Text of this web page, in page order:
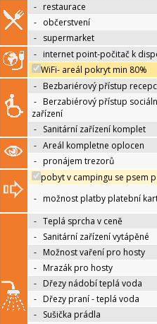
- restaurace
- občerstvení
- supermarket
- internet point-počitač k
WiFi- areál pokryt min 80%
- Bezbariérový přístup
- Berzabiérový přístup
zařízení
- Sanitární zařízení komplet
- Areál kompletne oplocen
- pronájem trezorů
pobyt v campingu se psem
- možnost platby platební
- Teplá sprcha v ceně
- Sanitární zařízení vytápěné
- Možnost vaření pro hosty
- Mrazák pro hosty
- Dřezy nádobí teplá voda
- Dřezy praní - teplá voda
- Sušička prádla